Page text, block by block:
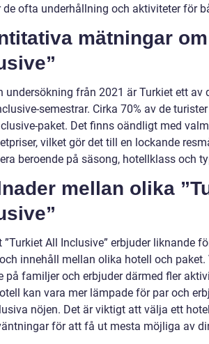
de ofta underhållning och aktiviteter för
mätningar
undersökning från 2021 är Turkiet ett av
semestrar. Cirka 70% av de
paket. Det finns oändligt med
vilket gör det till en lockande
beroende på säsong, hotellklass och
mellan olika
”Turkiet All Inclusive” erbjuder liknande
innehåll mellan olika hotell och
på familjer och erbjuder därmed fler
kan vara mer lämpade för par och
nöjen. Det är viktigt att välja ett
för att få ut mesta möjliga av